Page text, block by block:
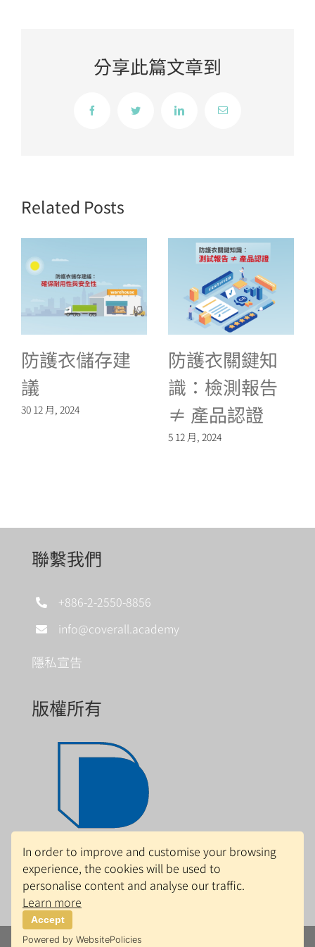
In order to improve and customise your browsing
experience, the cookies will be used to
personalise content and analyse our traffic.
Learn more
Accept
Powered by WebsitePolicies
分享此篇文章到
Facebook Twitter LinkedIn Email
Related Posts
防護衣儲存建
議
30 12 月, 2024
防護衣關鍵知
識：檢測報告
≠ 產品認證
5 12 月, 2024
聯繫我們
+886-2-2550-8856
info@coverall.academy
隱私宣告
版權所有